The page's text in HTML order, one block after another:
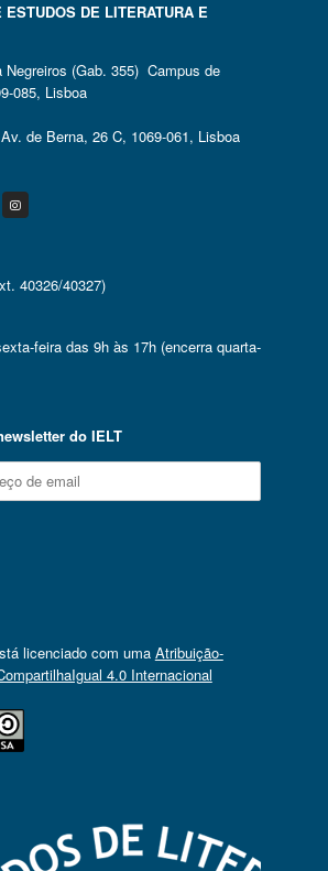
ESTUDOS DE LITERATURA E
Negreiros (Gab. 355) Campus de
085, Lisboa
de Berna, 26 C, 1069-061, Lisboa
Instagram
40326/40327)
feira das 9h às 17h (encerra quarta-
do IELT
licenciado com uma Atribuição-
4.0 Internacional